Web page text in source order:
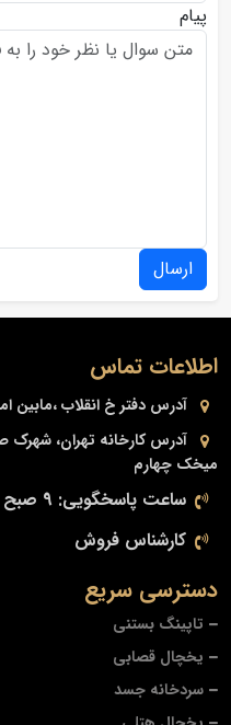
پیام
ارسال
دسترسی سریع
تاپینگ بستنی
یخچال قصابی
سردخانه جسد
اطلاعات تماس
آدرس دفتر خ انقلاب ،مابین
آدرس کارخانه تهران، شهرک
میخک چهارم
ساعت پاسخگویی: 9 صبح تا 7 شب
کارشناس فروش